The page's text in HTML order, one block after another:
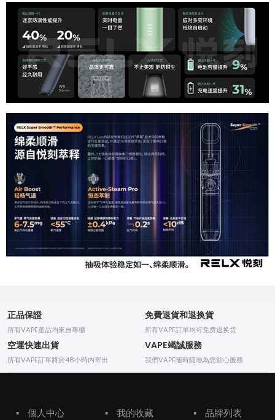
正品保證
所有VAPE產品均來自專櫃
免費退貨和退换貨
所有VAPE訂單均可免费退换货
空運快速出貨
所有VAPE訂單將於48小時内寄出
VAPE竭誠服務
我們VAPE随時随地為您贴心服務
▪ 個人中心 ▪ 我的收藏 ▪ 品牌列表